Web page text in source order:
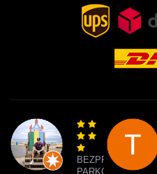
BEZPROBLÉMOVÉ
PARKOVANIE,